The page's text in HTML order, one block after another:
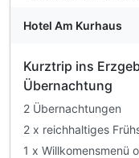
1 x Lunchpaket und
inkl. Entspannung in
inkl.
inkl. 1 Flasche
inkl. W-LAN
Hotel Am Kurhaus
Kurztrip ins
Übernachtung
2 Übernachtungen
2 x reichhaltiges
1 x Willkomensmenü